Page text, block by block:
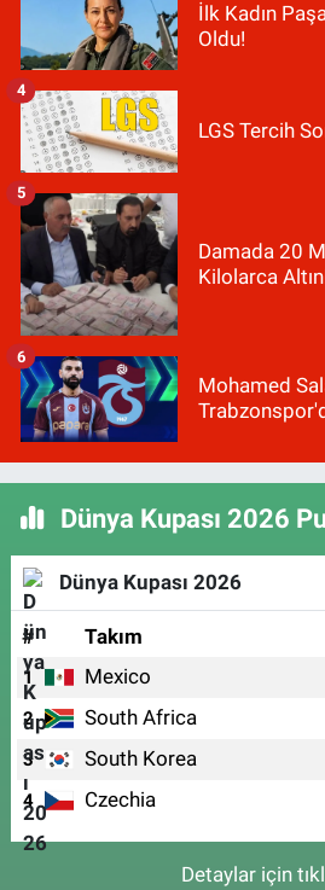
İlk Kadın
Oldu!
LGS Tercih
4
Damada 20
Kilolarca
5
Mohamed
6
Dünya Kupası 2026
Dünya Kupası 2026
# Takım
1 Mexico
2 South Africa
3 South Korea
4 Czechia
Detaylar için